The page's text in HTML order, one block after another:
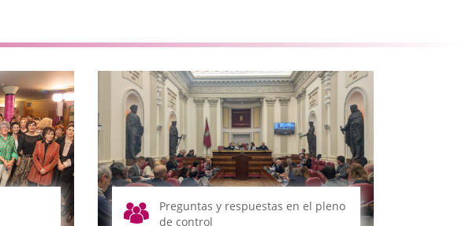
Preguntas y respuestas en el pleno
de control